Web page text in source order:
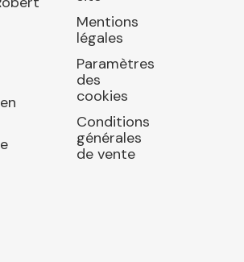
Mentions
légales
Paramètres
des
cookies
Conditions
générales
de vente